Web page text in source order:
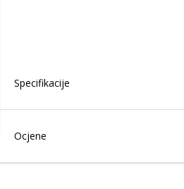
Specifikacije
Ocjene